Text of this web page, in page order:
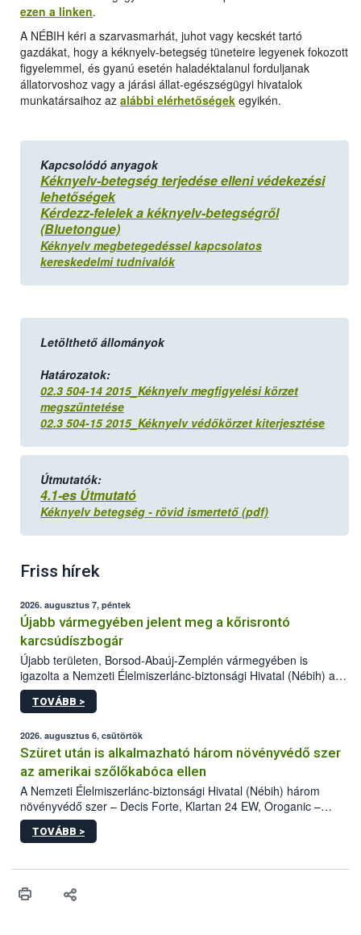
ezen a linken.
A NÉBIH kéri a szarvasmarhát, juhot vagy kecskét tartó
gazdákat, hogy a kéknyelv-betegség tüneteire legyenek fokozott
figyelemmel, és gyanú esetén haladéktalanul forduljanak
állatorvoshoz vagy a járási állat-egészségügyi hivatalok
munkatársaihoz az alábbi elérhetőségek egyikén.
Kapcsolódó anyagok
Kéknyelv-betegség terjedése elleni védekezési
lehetőségek
Kérdezz-felelek a kéknyelv-betegségről
(Bluetongue)
Kéknyelv megbetegedéssel kapcsolatos
kereskedelmi tudnivalók
Letölthető állományok
Határozatok:
02.3 504-14 2015_Kéknyelv megfigyelési körzet
megszűntetése
02.3 504-15 2015_Kéknyelv védőkörzet kiterjesztése
Útmutatók:
4.1-es Útmutató
Kéknyelv betegség - rövid ismertető (pdf)
Friss hírek
2026. augusztus 7, péntek
Újabb vármegyében jelent meg a kőrisrontó
karcsúdíszbogár
Újabb területen, Borsod-Abaúj-Zemplén vármegyében is
igazolta a Nemzeti Élelmiszerlánc-biztonsági Hivatal (Nébih) a
kőrisrontó karcsúdíszbogár (Agrilus planipennis) jelenlétét. A
kártevőt nem csak színcsapdában találták meg, de már fertőzött
az intenzív felderítést, emellett az intézkedéseket a szlovák
hatósággal is összehangolják a terjedés megállítása érdekében.
TOVÁBB >
2026. augusztus 6, csütörtök
Szüret után is alkalmazható három növényvédő szer
az amerikai szőlőkabóca ellen
A Nemzeti Élelmiszerlánc-biztonsági Hivatal (Nébih) három
növényvédő szer – Decis Forte, Klartan 24 EW, Oroganic –
engedélyokiratát módosította, így azok a szüretet követően,
egészen a vesszőérettség (BBCH 91) stádiumáig
érésű szőlőkben is legyen lehetőség a károsító elleni további
felhasználók számára is elérhető és ökológiai termesztésben is
TOVÁBB >